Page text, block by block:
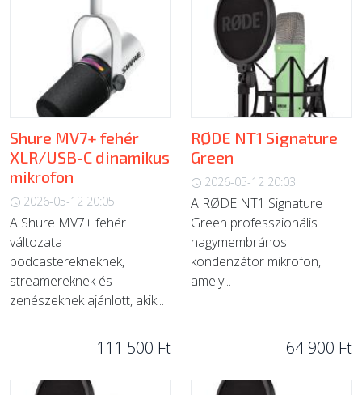
Shure MV7+ fehér
XLR/USB-C dinamikus
mikrofon
2026-05-12 20:05
A Shure MV7+ fehér
változata
podcasterekneknek,
streamereknek és
zenészeknek ajánlott, akik...
111 500 Ft
RØDE NT1 Signature
Green
2026-05-12 20:03
A RØDE NT1 Signature
Green professzionális
nagymembrános
kondenzátor mikrofon,
amely...
64 900 Ft